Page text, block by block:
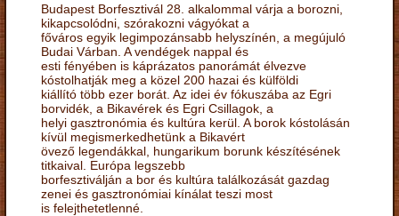
Budapest Borfesztivál 28. alkalommal várja a borozni,
kikapcsolódni, szórakozni vágyókat a
főváros egyik legimpozánsabb helyszínén, a megújuló
Budai Várban. A vendégek nappal és
esti fényében is káprázatos panorámát élvezve
kóstolhatják meg a közel 200 hazai és külföldi
kiállító több ezer borát. Az idei év fókuszába az Egri
borvidék, a Bikavérek és Egri Csillagok, a
helyi gasztronómia és kultúra kerül. A borok kóstolásán
kívül megismerkedhetünk a Bikavért
övező legendákkal, hungarikum borunk készítésének
titkaival. Európa legszebb
borfesztiválján a bor és kultúra találkozását gazdag
zenei és gasztronómiai kínálat teszi most
is felejthetetlenné.